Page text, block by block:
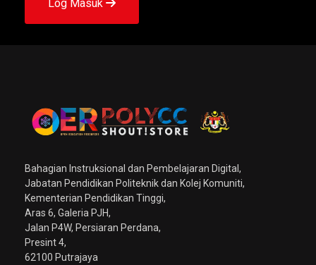
Log Masuk
Bahagian Instruksional dan Pembelajaran Digital,
Jabatan Pendidikan Politeknik dan Kolej Komuniti,
Kementerian Pendidikan Tinggi,
Aras 6, Galeria PJH,
Jalan P4W, Persiaran Perdana,
Presint 4,
62100 Putrajaya